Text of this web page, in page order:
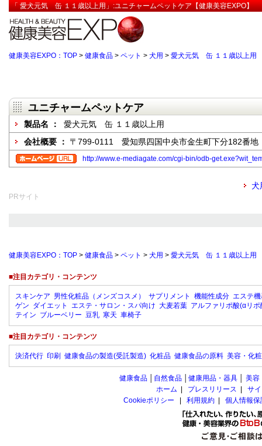
「 愛犬元気 缶 １１歳以上用」:ユニチャームペットケア【健康美容EXPO】
健康美容EXPO：TOP > 健康食品 > ペット > 犬用 > 愛犬元気 缶 １１歳以上用
ユニチャームペットケア
製品名 ：
愛犬元気 缶 １１歳以上用
会社概要 ： 〒799-0111 愛知県四国中央市金生町下分182番地
http://www.e-mediagate.com/cgi-bin/odb-
犬
PRサイト
健康美容EXPO：TOP > 健康食品 > ペット > 犬用 > 愛犬元気 缶 １１歳以上用
■注目カテゴリ・コンテンツ
スキンケア 男性化粧品（メンズコスメ） サプリメント 機能性成分 エステ
ゲン ダイエット エステ・サロン・スパ向け 大麦若葉 アルファリポ酸(αリポ
テイン ブルーベリー 豆乳 寒天 車椅子
■注目カテゴリ・コンテンツ
決済代行 印刷 健康食品の製造(受託製造) 化粧品 健康食品の原料 美容・化
健康食品 自然食品 健康用品・器具 美容
ホーム
プレスリリース
サ
Cookieポリシー
利用規約 個人情報